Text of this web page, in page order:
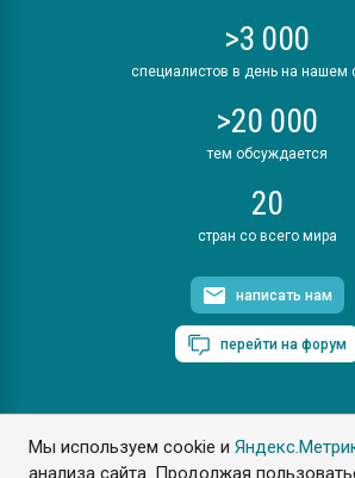
Мы используем cookie и
анализа сайта. Продолжая
>3 000
специалистов в день на нашем
>20 000
тем обсуждается
20
стран со всего мира
написать нам
перейти на форум
ПластЭксперт © 2006. Все права
Разрешается копирование материалов